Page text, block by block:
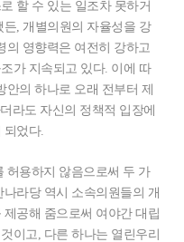
할 수 있는 일조차 못하거
, 개별의원의 자율성을 강
의 영향력은 여전히 강하고
가 지속되고 있다. 이에 따
의 하나로 오래 전부터 제
라도 자신의 정책적 입장에
되었다.
허용하지 않음으로써 두 가
라당 역시 소속의원들의 개
공해 줌으로써 여야간 대립
이고, 다른 하나는 열린우리